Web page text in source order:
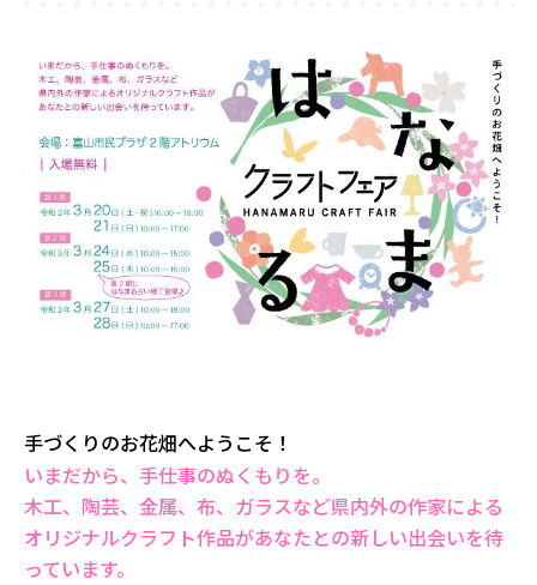
手づくりのお花畑へようこそ！
いまだから、手仕事のぬくもりを。
木工、陶芸、金属、布、ガラスなど県内外の作家による
オリジナルクラフト作品があなたとの新しい出会いを待
っています。